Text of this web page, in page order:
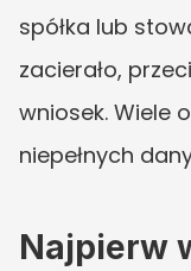
spółka lub
zacierało,
wniosek. Wiele
niepełnych
Najpierw